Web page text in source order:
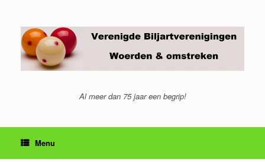
inhoud
Al meer dan 75 jaar een begrip!
Menu